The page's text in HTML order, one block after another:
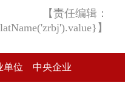
【责任编辑：
】
单位 中央企业